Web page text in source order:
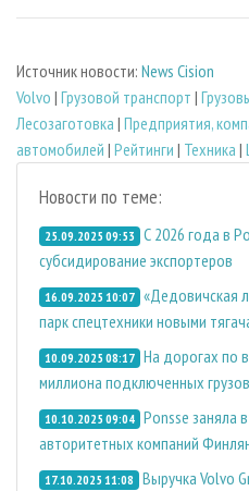
Источник новости: News Cision
Volvo | Грузовой транспорт |
Лесозаготовка | Предприятия,
автомобилей | Рейтинги | Техника |
Новости по теме:
25.09.2025 09:53 С 2026 года в
субсидирование экспортеров
16.09.2025 10:07 «Дедовичская
парк спецтехники новыми
10.09.2025 08:17 На дорогах по
миллиона подключенных
10.10.2025 09:04 Ponsse заняла
авторитетных компаний
17.10.2025 11:08 Выручка Volvo